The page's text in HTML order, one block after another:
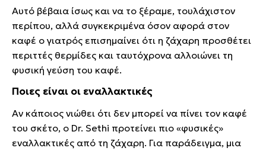
Αυτό βέβαια ίσως και να το ξέραμε, τουλάχιστον
περίπου, αλλά συγκεκριμένα όσον αφορά στον
καφέ ο γιατρός επισημαίνει ότι η ζάχαρη προσθέτει
περιττές θερμίδες και ταυτόχρονα αλλοιώνει τη
φυσική γεύση του καφέ.
Ποιες είναι οι εναλλακτικές
Αν κάποιος νιώθει ότι δεν μπορεί να πίνει τον καφέ
του σκέτο, ο Dr. Sethi προτείνει πιο «φυσικές»
εναλλακτικές από τη ζάχαρη. Για παράδειγμα, μια